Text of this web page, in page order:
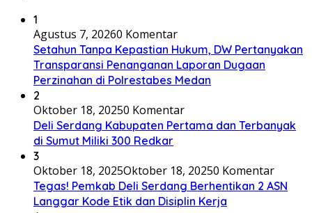
1
Agustus 7, 20260 Komentar
Setahun Tanpa Kepastian Hukum, DW Pertanyakan
Transparansi Penanganan Laporan Dugaan
Perzinahan di Polrestabes Medan
2
Oktober 18, 20250 Komentar
Deli Serdang Kabupaten Pertama dan Terbanyak
di Sumut Miliki 300 Redkar
3
Oktober 18, 2025Oktober 18, 20250 Komentar
Tegas! Pemkab Deli Serdang Berhentikan 2 ASN
Langgar Kode Etik dan Disiplin Kerja